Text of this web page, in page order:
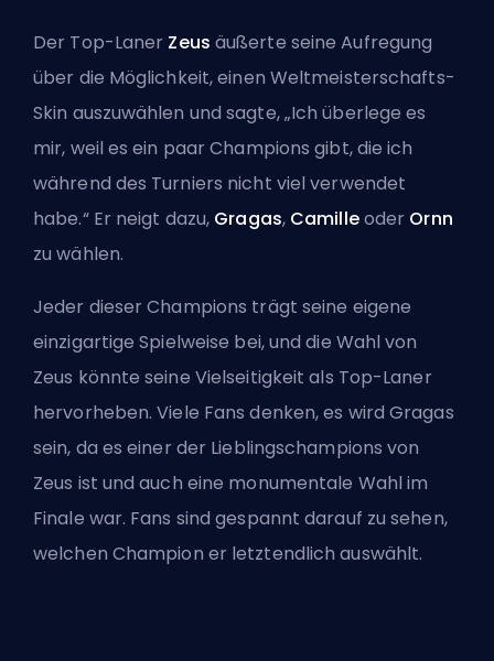
Der Top-Laner Zeus äußerte seine Aufregung
über die Möglichkeit, einen Weltmeisterschafts-
Skin auszuwählen und sagte, „Ich überlege es
mir, weil es ein paar Champions gibt, die ich
während des Turniers nicht viel verwendet
habe.“ Er neigt dazu, Gragas, Camilleoder Ornn
zu wählen.
Jeder dieser Champions trägt seine eigene
einzigartige Spielweise bei, und die Wahl von
Zeus könnte seine Vielseitigkeit als Top-Laner
hervorheben. Viele Fans denken, es wird Gragas
sein, da es einer der Lieblingschampions von
Zeus ist und auch eine monumentale Wahl im
Finale war. Fans sind gespannt darauf zu sehen,
welchen Champion er letztendlich auswählt.